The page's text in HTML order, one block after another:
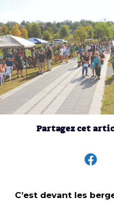
Partagez cet
C’est devant les